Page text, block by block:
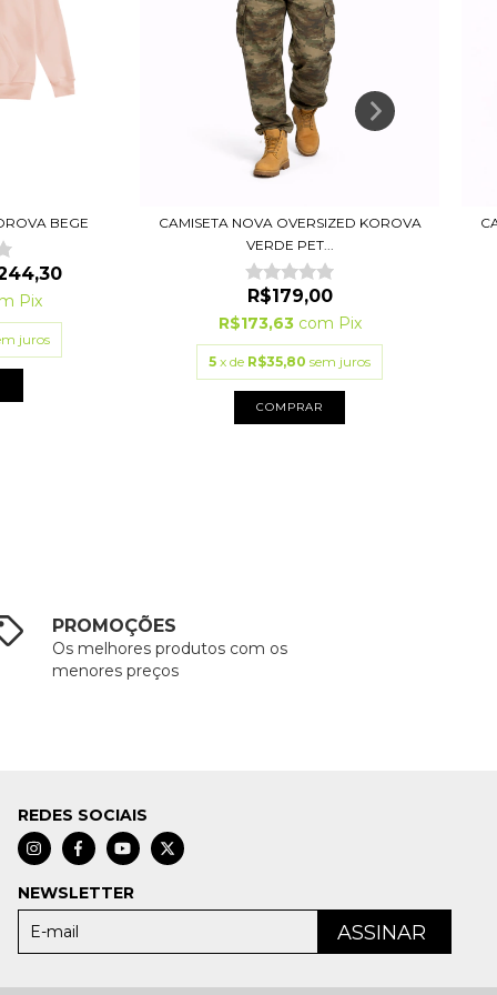
BEGE
Pix
juros
CAMISETA NOVA OVERSIZED KOROVA
VERDE PET...
R$179,00
R$173,63 com Pix
5 x de R$35,80 sem juros
COMPRAR
PROMOÇÕES
Os melhores produtos com os
menores preços
REDES SOCIAIS
NEWSLETTER